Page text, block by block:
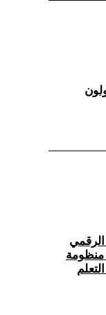
الرقمي
منظومة